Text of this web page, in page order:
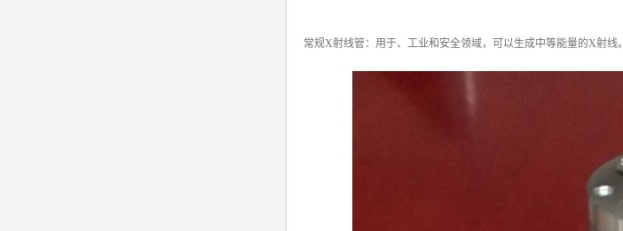
常规X射线管：用于、工业和安全领域，可以生成中等能量的X射线。